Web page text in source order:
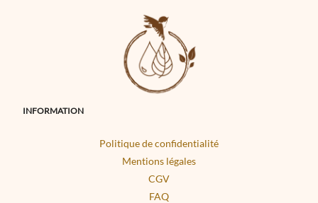
INFORMATION
Politique de confidentialité
Mentions légales
CGV
FAQ